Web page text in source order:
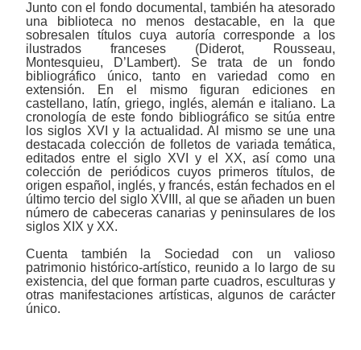
Junto con el fondo documental, también ha atesorado
una biblioteca no menos destacable, en la que
sobresalen títulos cuya autoría corresponde a los
ilustrados franceses (Diderot, Rousseau,
Montesquieu, D’Lambert). Se trata de un fondo
bibliográfico único, tanto en variedad como en
extensión. En el mismo figuran ediciones en
castellano, latín, griego, inglés, alemán e italiano. La
cronología de este fondo bibliográfico se sitúa entre
los siglos XVI y la actualidad. Al mismo se une una
destacada colección de folletos de variada temática,
editados entre el siglo XVI y el XX, así como una
colección de periódicos cuyos primeros títulos, de
origen español, inglés, y francés, están fechados en el
último tercio del siglo XVIII, al que se añaden un buen
número de cabeceras canarias y peninsulares de los
siglos XIX y XX.
Cuenta también la Sociedad con un valioso
patrimonio histórico-artístico, reunido a lo largo de su
existencia, del que forman parte cuadros, esculturas y
otras manifestaciones artísticas, algunos de carácter
único.